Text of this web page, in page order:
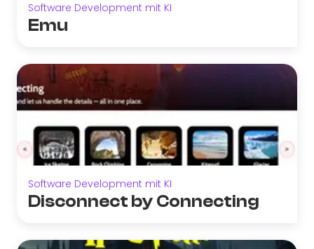
Software Development mit KI
Emu
Software Development mit KI
Disconnect by Connecting